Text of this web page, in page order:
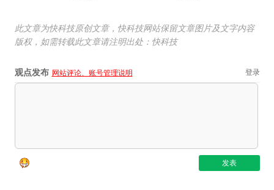
此文章为快科技原创文章，快科技网站保留文章图片及文字内容
版权，如需转载此文章请注明出处：快科技
观点发布 网站评论、账号管理说明 登录